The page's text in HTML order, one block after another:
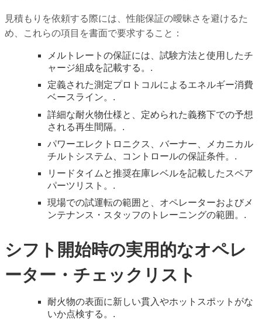
見積もりを依頼する際には、性能保証の曖昧さを避けるた
め、これらの項目を書面で要求すること：
メルトレートの保証には、試験方法と使用したチ
ャージ組成を記載する。.
定義された測定プロトコルによるエネルギー消費
ベースライン。.
詳細な耐火物仕様と、定められた義務下での予想
される再生間隔。.
パワーエレクトロニクス、バーナー、メカニカル
チルトシステム、コントロールの保証条件。.
リードタイムと推奨在庫レベルを記載したスペア
パーツリスト。.
現場での試運転の範囲と、オペレーターおよびメ
ンテナンス・スタッフのトレーニングの範囲。.
シフト開始時の実用的なオペレ
ーター・チェックリスト
耐火物の表面に新しい貫入やホットスポットがな
いか点検する。.